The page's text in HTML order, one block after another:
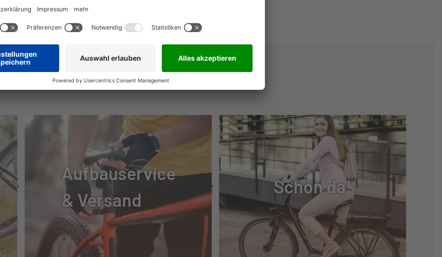
BBMT501-B, RACE FACE AEFFECT CINCH | 32T
10-51T 12SPD
| SEALED BEARING EYELET, 160MM
NÜTZLICHE INFOS
Aufbauservice
& Versand
Schon da!